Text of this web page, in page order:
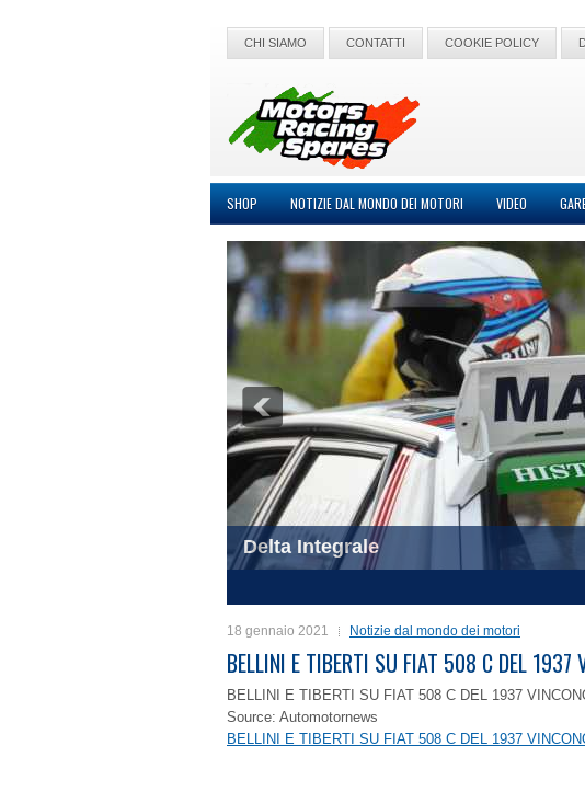
CHI SIAMO CONTATTI COOKIE POLICY
SHOP NOTIZIE DAL MONDO DEI MOTORI VIDEO
Delta Integrale
18 gennaio 2021 Notizie dal mondo dei motori
BELLINI E TIBERTI SU FIAT 508 C DEL 1937
BELLINI E TIBERTI SU FIAT 508 C DEL 1937
Source: Automotornews
BELLINI E TIBERTI SU FIAT 508 C DEL 1937